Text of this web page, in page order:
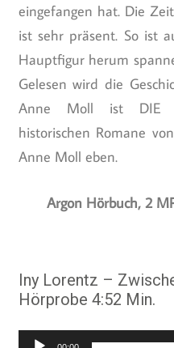
eingefangen hat. Die
ist sehr präsent. So ist
Hauptfigur herum
Gelesen wird die
Anne Moll ist DIE
historischen Romane
Anne Moll eben.
Argon Hörbuch, 2
Iny Lorentz –
Hörprobe 4:52 Min.
Audio-